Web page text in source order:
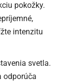
pokožky.
intenzitu
svetla.
odporúča